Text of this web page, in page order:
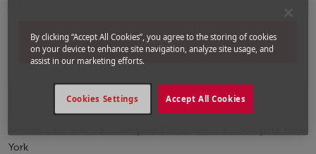
Chercher
York
By clicking “Accept All Cookies”, you agree to the storing of cookies
on your device to enhance site navigation, analyze site usage, and
assist in our marketing efforts.
Accept All Cookies
Cookies Settings